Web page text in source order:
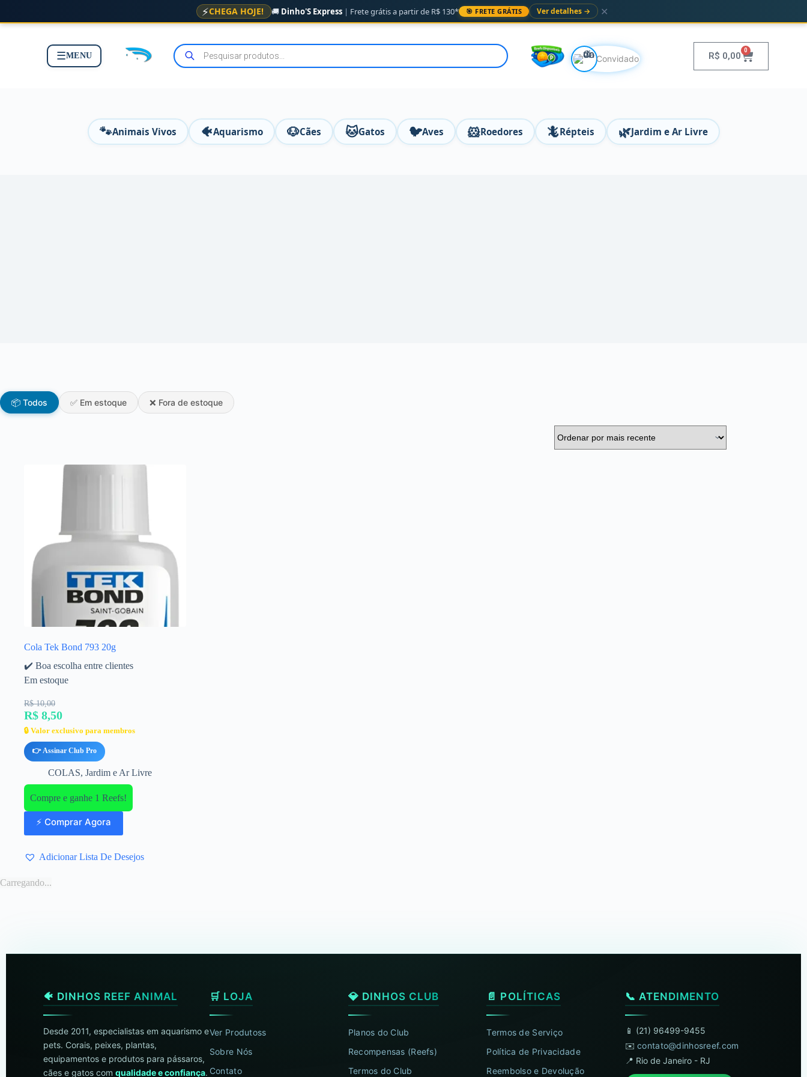
⚡CHEGA HOJE! 🚚 Dinho'S Express | Frete grátis a partir de R$ 130* 🎯 FRETE GRÁTIS Ver detalhes → ✕
☰MENU Convidado R$ 0,00
0
🐾Animais Vivos 🐠Aquarismo 🐶Cães 🐱Gatos 🐦Aves 🐹Roedores 🦎Répteis 🌿Jardim e Ar Livre
📦 Todos ✅ Em estoque ❌ Fora de estoque
Cola Tek Bond 793 20g
✔️ Boa escolha entre clientes
Em estoque
R$ 10,00
R$ 8,50
🔒 Valor exclusivo para membros
👉 Assinar Club Pro
COLAS, Jardim e Ar Livre
Compre e ganhe 1 Reefs!
⚡ Comprar Agora
Adicionar Lista De Desejos
Carregando...
🐠 DINHOS REEF ANIMAL
Desde 2011, especialistas em aquarismo e
pets. Corais, peixes, plantas,
equipamentos e produtos para pássaros,
cães e gatos com qualidade e confiança.
🛒 LOJA
Ver Produtoss
Sobre Nós
Contato
💎 DINHOS CLUB
Planos do Club
Recompensas (Reefs)
Termos do Club
📄 POLÍTICAS
Termos de Serviço
Política de Privacidade
Reembolso e Devolução
📞 ATENDIMENTO
📱 (21) 96499-9455
✉️contato@dinhosreef.com
📍 Rio de Janeiro - RJ